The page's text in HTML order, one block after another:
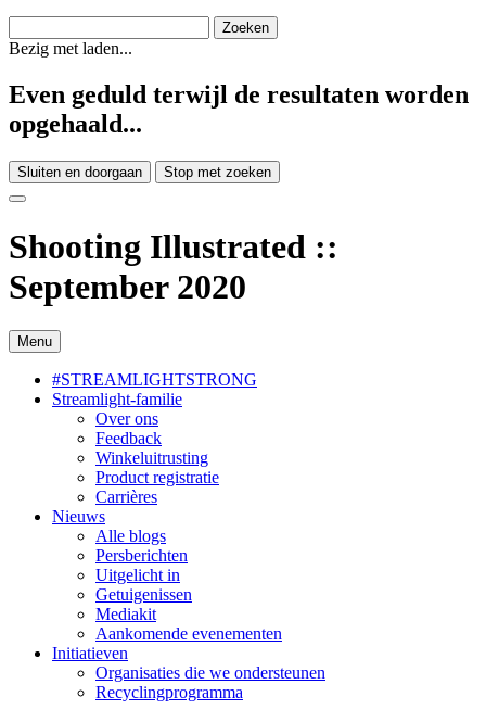
Bezig met laden...
Even geduld terwijl de resultaten worden
opgehaald...
Sluiten en doorgaan Stop met zoeken
Shooting Illustrated ::
September 2020
Menu
#STREAMLIGHTSTRONG
Streamlight-familie
Over ons
Feedback
Winkeluitrusting
Product registratie
Carrières
Nieuws
Alle blogs
Persberichten
Uitgelicht in
Getuigenissen
Mediakit
Aankomende evenementen
Initiatieven
Organisaties die we ondersteunen
Recyclingprogramma